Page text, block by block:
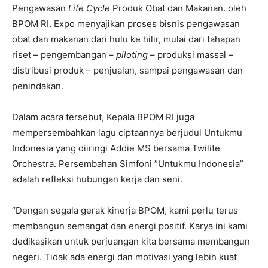
Pengawasan Life Cycle Produk Obat dan Makanan. oleh
BPOM RI. Expo menyajikan proses bisnis pengawasan
obat dan makanan dari hulu ke hilir, mulai dari tahapan
riset – pengembangan – piloting – produksi massal –
distribusi produk – penjualan, sampai pengawasan dan
penindakan.
Dalam acara tersebut, Kepala BPOM RI juga
mempersembahkan lagu ciptaannya berjudul Untukmu
Indonesia yang diiringi Addie MS bersama Twilite
Orchestra. Persembahan Simfoni ”Untukmu Indonesia”
adalah refleksi hubungan kerja dan seni.
“Dengan segala gerak kinerja BPOM, kami perlu terus
membangun semangat dan energi positif. Karya ini kami
dedikasikan untuk perjuangan kita bersama membangun
negeri. Tidak ada energi dan motivasi yang lebih kuat